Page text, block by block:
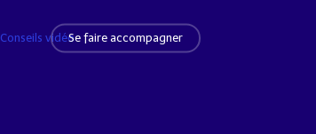
Conseils vidéoSe faire accompagner